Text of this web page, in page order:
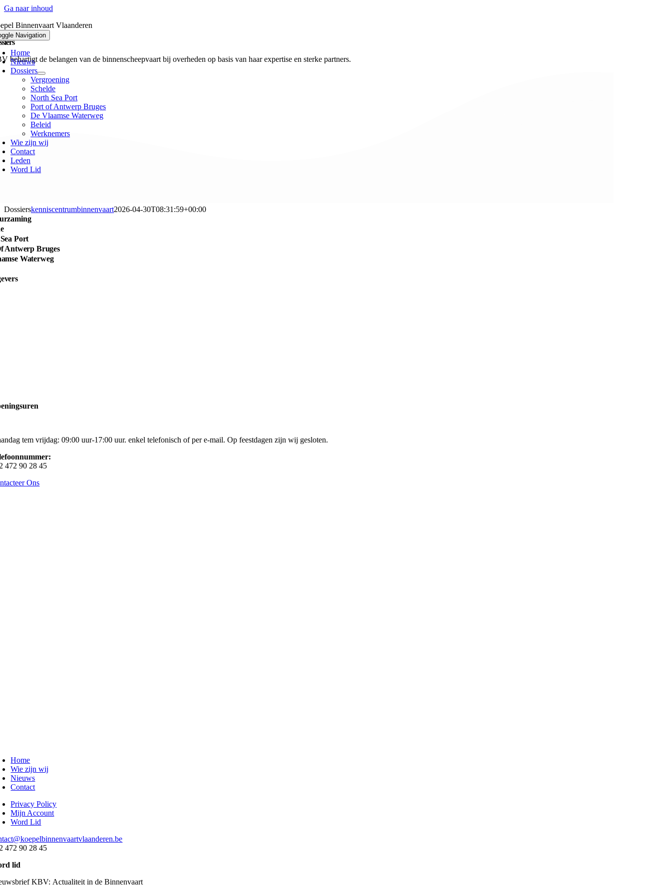
Ga naar inhoud
Navigation
Home
Nieuws
Dossiers
Vergroening
Schelde
North Sea Port
Port of Antwerp Bruges
De Vlaamse Waterweg
Beleid
Werknemers
Wie zijn wij
Contact
Leden
Word Lid
Binnenvaart Vlaanderen
behartigt de belangen van de binnenscheepvaart bij overheden op basis van haar expertise en sterke partners.
Dossierskenniscentrumbinnenvaart2026-04-30T08:31:59+00:00
Port
Antwerp Bruges
Waterweg
tem vrijdag: 09:00 uur-17:00 uur. enkel telefonisch of per e-mail. Op feestdagen zijn wij gesloten.
472 90 28 45
Ons
Home
Wie zijn wij
Nieuws
Contact
Privacy Policy
Mijn Account
Word Lid
472 90 28 45
lid
KBV: Actualiteit in de Binnenvaart